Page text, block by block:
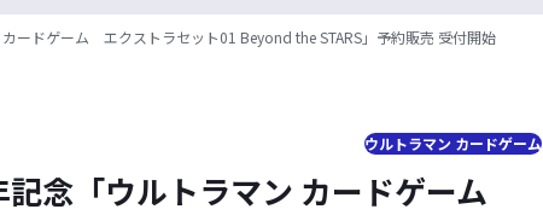
ードゲーム エクストラセット01 Beyond the STARS」予約販売 受付開始
ウルトラマン カードゲーム
念「ウルトラマン カードゲーム